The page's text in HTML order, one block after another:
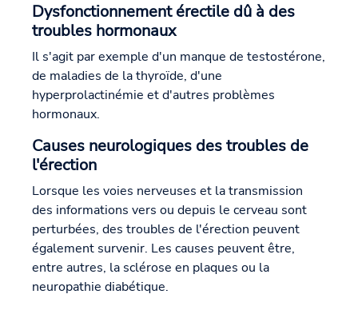
Dysfonctionnement érectile dû à des
troubles hormonaux
Il s'agit par exemple d'un manque de testostérone,
de maladies de la thyroïde, d'une
hyperprolactinémie et d'autres problèmes
hormonaux.
Causes neurologiques des troubles de
l'érection
Lorsque les voies nerveuses et la transmission
des informations vers ou depuis le cerveau sont
perturbées, des troubles de l'érection peuvent
également survenir. Les causes peuvent être,
entre autres, la sclérose en plaques ou la
neuropathie diabétique.